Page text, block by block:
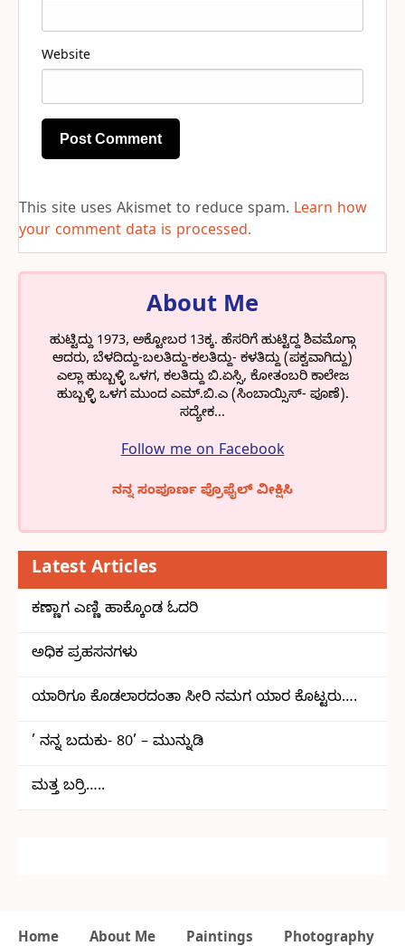
Website
This site uses Akismet to reduce spam. Learn how
your comment data is processed.
About Me
ಹುಟ್ಟಿದ್ದು 1973, ಅಕ್ಟೋಬರ 13ಕ್ಕ. ಹೆಸರಿಗೆ ಹುಟ್ಟಿದ್ದ ಶಿವಮೊಗ್ಗಾ
ಆದರು, ಬೆಳದಿದ್ದು-ಬಲತಿದ್ದು-ಕಲತಿದ್ದು- ಕಳತಿದ್ದು (ಪಕ್ವವಾಗಿದ್ದು)
ಎಲ್ಲಾ ಹುಬ್ಬಳ್ಳಿ ಒಳಗ, ಕಲತಿದ್ದು ಬಿ.ಏಸ್ಸಿ, ಕೋತಂಬರಿ ಕಾಲೇಜ
ಹುಬ್ಬಳ್ಳಿ ಒಳಗ ಮುಂದ ಎಮ್.ಬಿ.ಎ (ಸಿಂಬಾಯ್ಸಿಸ್- ಪೂಣೆ).
ಸದ್ಯೇಕ...
Follow me on Facebook
ನನ್ನ ಸಂಪೂರ್ಣ ಪ್ರೊಫೈಲ್ ವೀಕ್ಷಿಸಿ
Latest Articles
ಕಣ್ಣಾಗ ಎಣ್ಣಿ ಹಾಕ್ಕೊಂಡ ಓದರಿ
ಅಧಿಕ ಪ್ರಹಸನಗಳು
ಯಾರಿಗೂ ಕೊಡಲಾರದಂತಾ ಸೀರಿ ನಮಗ ಯಾರ ಕೊಟ್ಟರು….
’ ನನ್ನ ಬದುಕು- 80’ – ಮುನ್ನುಡಿ
ಮತ್ತ ಬರ್ರಿ…..
Home About Me Paintings Photography